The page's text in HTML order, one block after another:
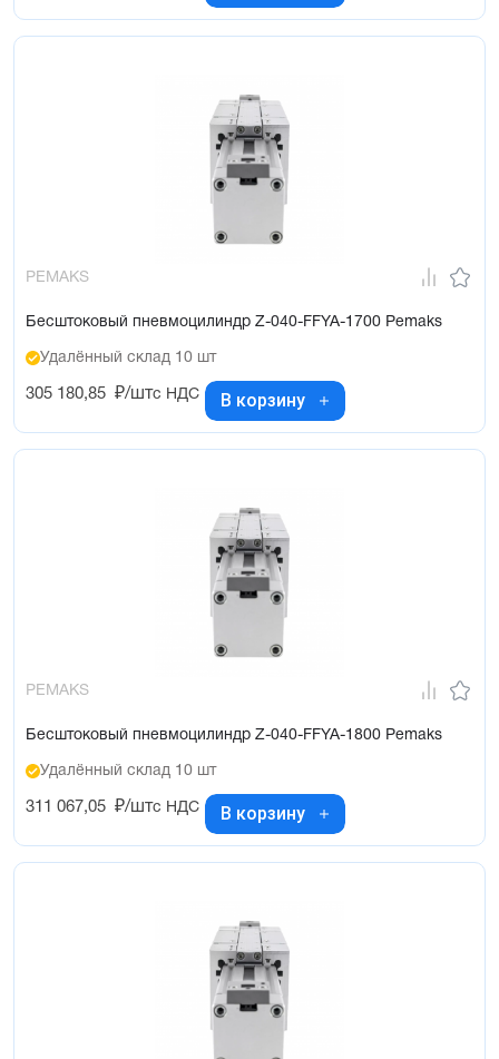
PEMAKS
Бесштоковый пневмоцилиндр Z-040-FFYA-1700 Pemaks
Удалённый склад 10 шт
305 180,85 ₽/штс НДС В корзину
PEMAKS
Бесштоковый пневмоцилиндр Z-040-FFYA-1800 Pemaks
Удалённый склад 10 шт
311 067,05 ₽/штс НДС В корзину